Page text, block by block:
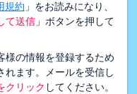
規約 」をお読みになり、
て送信」ボタンを押して
様の情報を登録するため
れます。メールを受信し
クリック してください。